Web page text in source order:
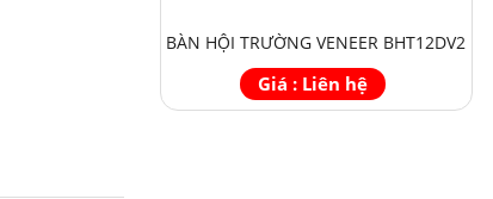
BÀN HỘI TRƯỜNG VENEER BHT12DV2
Giá : Liên hệ